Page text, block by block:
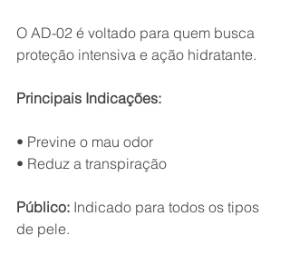
O AD-02 é voltado para quem busca
proteção intensiva e ação hidratante.
Principais Indicações:
• Previne o mau odor
• Reduz a transpiração
Público: Indicado para todos os tipos
de pele.